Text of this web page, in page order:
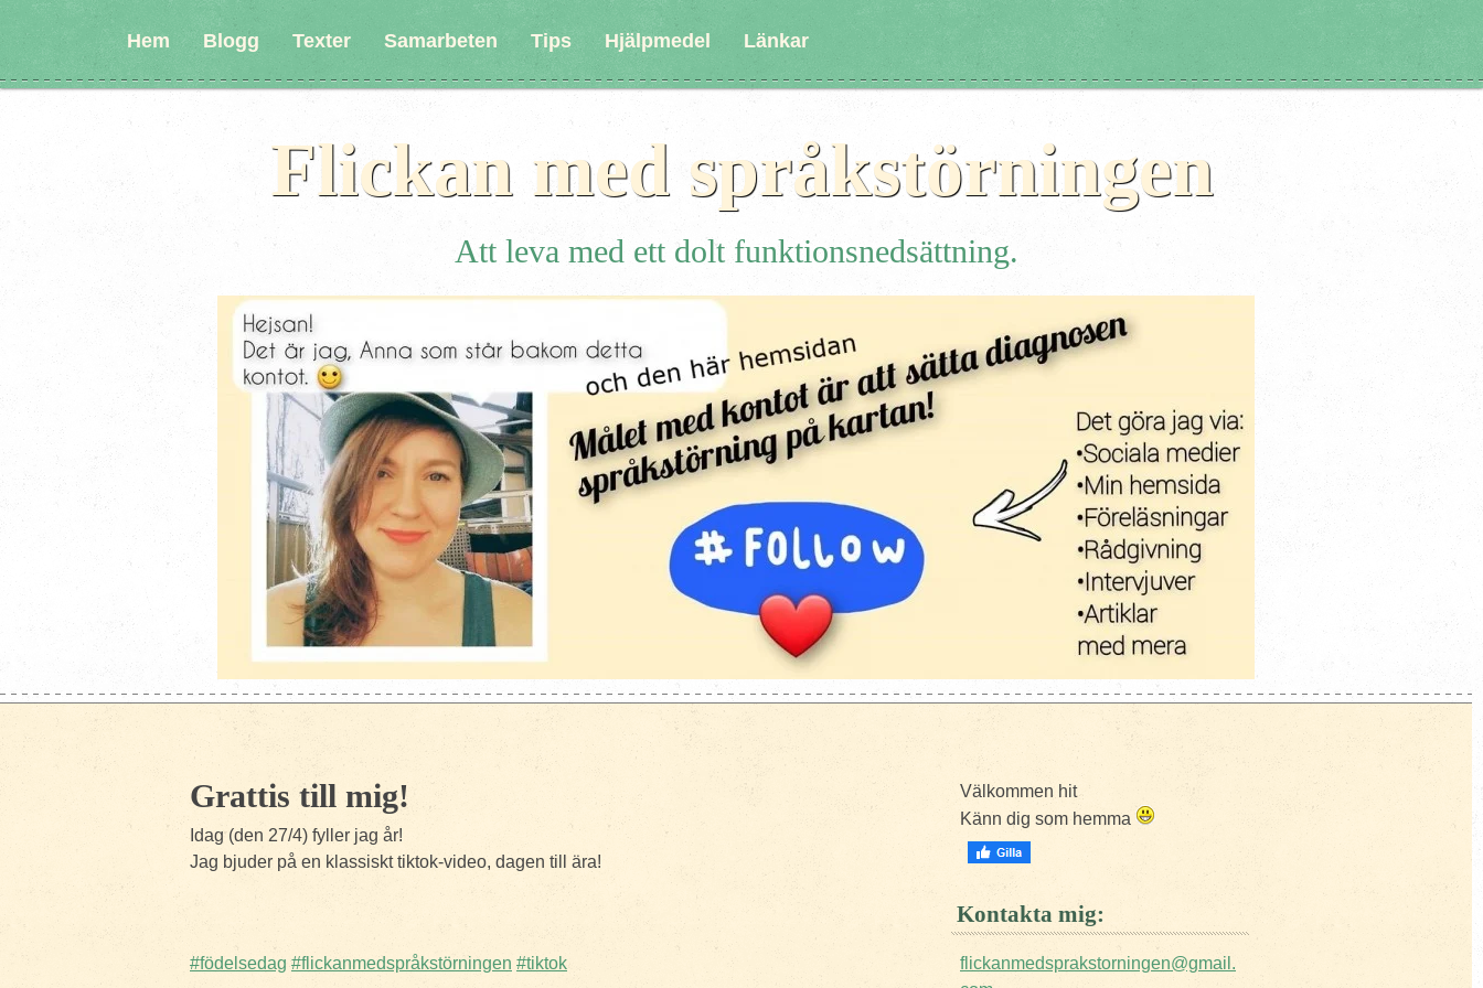
Hem Blogg Texter Samarbeten Tips Hjälpmedel Länkar
Flickan med språkstörningen
Att leva med ett dolt funktionsnedsättning.
Grattis till mig!
Idag (den 27/4) fyller jag år!
Jag bjuder på en klassiskt tiktok-video, dagen till ära!
#födelsedag #flickanmedspråkstörningen #tiktok
Välkommen hit
Känn dig som hemma
Kontakta mig:
flickanmedsprakstorningen@gmail.